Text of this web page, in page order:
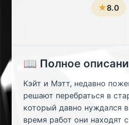
★8.0
📖 Полное
Кэйт и Мэтт, недавно
решают перебраться в
который давно нуждался
время работ они находят